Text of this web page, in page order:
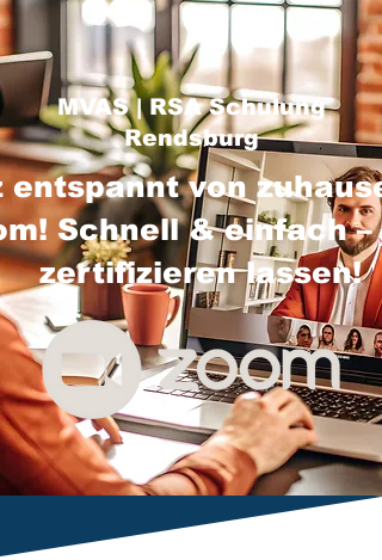
MVAS | RSA Schulung
Rendsburg
entspannt von
Schnell & einfach –
zertifizieren lassen!